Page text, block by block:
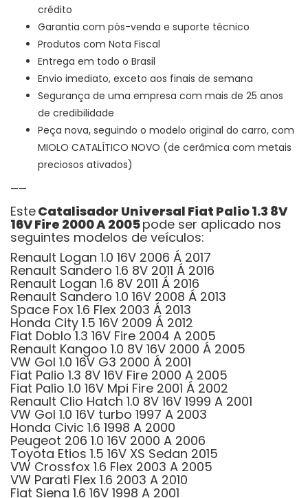
crédito
Garantia com pós-venda e suporte técnico
Produtos com Nota Fiscal
Entrega em todo o Brasil
Envio imediato, exceto aos finais de semana
Segurança de uma empresa com mais de 25 anos
de credibilidade
Peça nova, seguindo o modelo original do carro, com
MIOLO CATALÍTICO NOVO (de cerâmica com metais
preciosos ativados)
——
EsteCatalisador Universal Fiat Palio 1.3 8V
16V Fire 2000 A 2005pode ser aplicado nos
seguintes modelos de veículos:
Renault Logan 1.0 16V 2006 Á 2017
Renault Sandero 1.6 8V 2011 Á 2016
Renault Logan 1.6 8V 2011 Á 2016
Renault Sandero 1.0 16V 2008 Á 2013
Space Fox 1.6 Flex 2003 Á 2013
Honda City 1.5 16V 2009 Á 2012
Fiat Doblo 1.3 16V Fire 2004 A 2005
Renault Kangoo 1.0 8V 16V 2000 Á 2005
VW Gol 1.0 16V G3 2000 Á 2001
Fiat Palio 1.3 8V 16V Fire 2000 A 2005
Fiat Palio 1.0 16V Mpi Fire 2001 Á 2002
Renault Clio Hatch 1.0 8V 16V 1999 A 2001
VW Gol 1.0 16V turbo 1997 A 2003
Honda Civic 1.6 1998 A 2000
Peugeot 206 1.0 16V 2000 A 2006
Toyota Etios 1.5 16V XS Sedan 2015
VW Crossfox 1.6 Flex 2003 A 2005
VW Parati Flex 1.6 2003 A 2010
Fiat Siena 1.6 16V 1998 A 2001